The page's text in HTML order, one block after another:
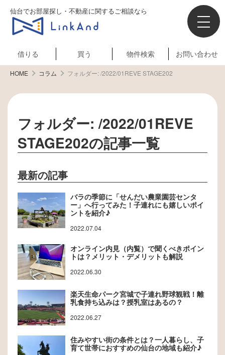
仙台でお部屋探し・不動産に関するご相談なら
借りる 買う 物件検索 お問い合わせ
HOME コラム フォルダー:/2022/01REVE STAGE202
フォルダー:/2022/01REVE
STAGE202の記事一覧
最新の記事
バラの季節に「せんだい農業園芸センタ
ー」へ行ってみた！子連れにも嬉しいポイ
ントを紹介♪
2022.07.04
オンライン内見（内覧）で聞くべきポイン
トは？メリット・デメリットも解説
2022.06.30
楽天生命パーク宮城で子連れ野球観戦！離
乳食持ち込みは？授乳室はあるの？
2022.06.27
住みやすい街の条件とは？一人暮らし、子
育て世帯におすすめの仙台の地域も紹介♪